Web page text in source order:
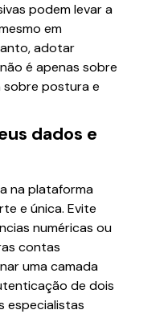
podem levar a
em
adotar
é apenas sobre
sobre postura e
dados e
na plataforma
e única. Evite
numéricas ou
contas
uma camada
de dois
especialistas